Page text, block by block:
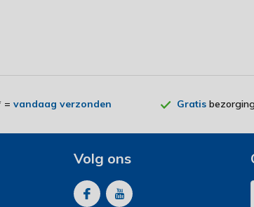
= vandaag verzonden Gratis
Volg ons